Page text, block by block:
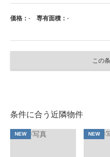
価格： - 専有面積： -
この
条件に合う近隣物件
NEW NEW